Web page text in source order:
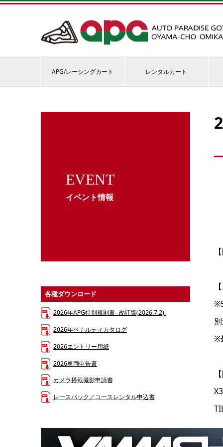
APG/レーシングカート レンタルカート
EVENT
イベント情報
※
各種ダウンロード
2026年APG特別規則書 -改訂版(2026.7.2)-
2026年ペナルティカタログ
2026エントリー用紙
2026車両申告書
カメラ搭載撮影申請書
レースパック／コースレンタル申込書